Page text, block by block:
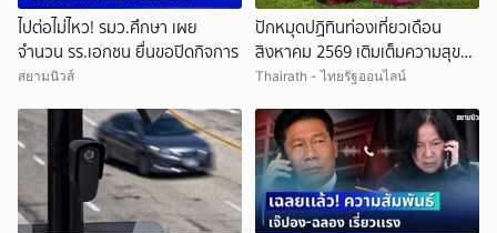
ไปต่อไม่ไหว! รมว.ศึกษา เผย
จำนวน รร.เอกชน ยื่นขอปิดกิจการ
สยามนิวส์
ปักหมุดปฏิทินท่องเที่ยวเดือน
สิงหาคม 2569 เติมเต็มความสุขรับ
วันแม่กับ "Feel All The Feelings"
Thairath - ไทยรัฐออนไลน์